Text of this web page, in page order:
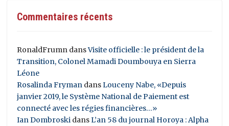
Commentaires récents
RonaldFrumn dansVisite officielle : le président de la
Transition, Colonel Mamadi Doumbouya en Sierra
Léone
Rosalinda Fryman dansLouceny Nabe, «Depuis
janvier 2019, le Système National de Paiement est
connecté avec les régies financières…»
Ian Dombroski dansL’an 58 du journal Horoya : Alpha